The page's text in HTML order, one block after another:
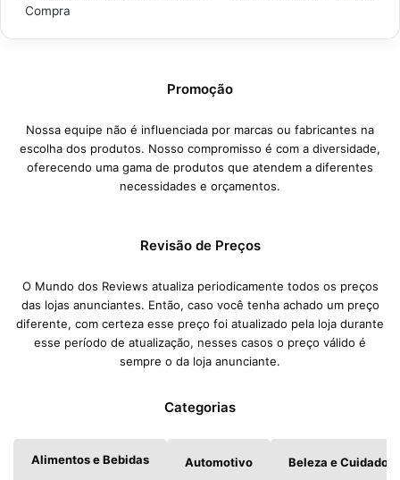
Compra
Promoção
Nossa equipe não é influenciada por marcas ou fabricantes na
escolha dos produtos. Nosso compromisso é com a diversidade,
oferecendo uma gama de produtos que atendem a diferentes
necessidades e orçamentos.
Revisão de Preços
O Mundo dos Reviews atualiza periodicamente todos os preços
das lojas anunciantes. Então, caso você tenha achado um preço
diferente, com certeza esse preço foi atualizado pela loja durante
esse período de atualização, nesses casos o preço válido é
sempre o da loja anunciante.
Categorias
Alimentos e Bebidas Automotivo Beleza e Cuidados